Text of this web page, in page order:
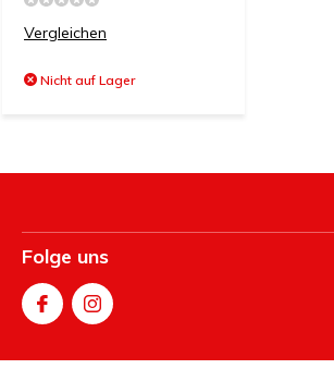
Vergleichen
Nicht auf Lager
Folge uns